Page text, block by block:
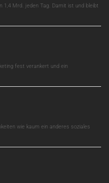
1,4 Mrd. jeden Tag. Damit ist und bleibt
fest verankert und ein
wie kaum ein anderes soziales